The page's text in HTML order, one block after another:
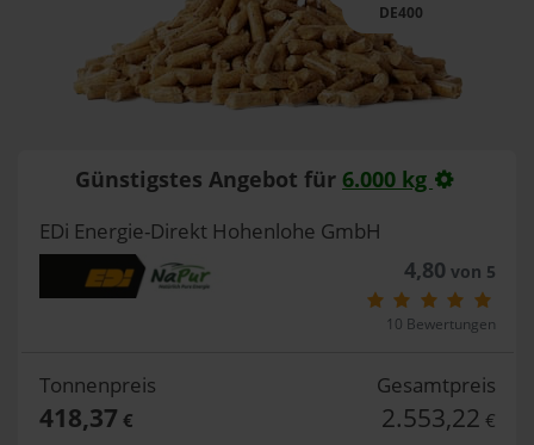
DE400
Günstigstes Angebot für 6.000 kg
EDi Energie-Direkt Hohenlohe GmbH
4,80 von 5
10 Bewertungen
Tonnenpreis
418,37 €
Gesamtpreis
2.553,22 €